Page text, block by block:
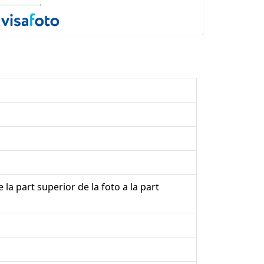
la part superior de la foto a la part